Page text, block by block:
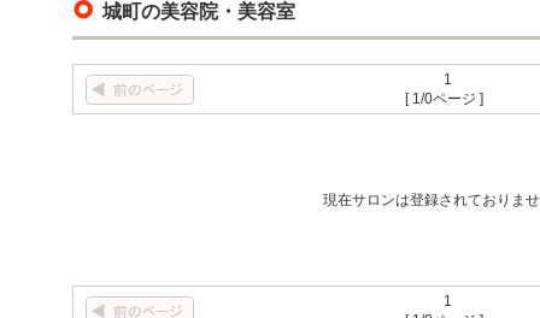
城町の美容院・美容室
1
[ 1/0ページ ]
現在サロンは登録されておりま
1